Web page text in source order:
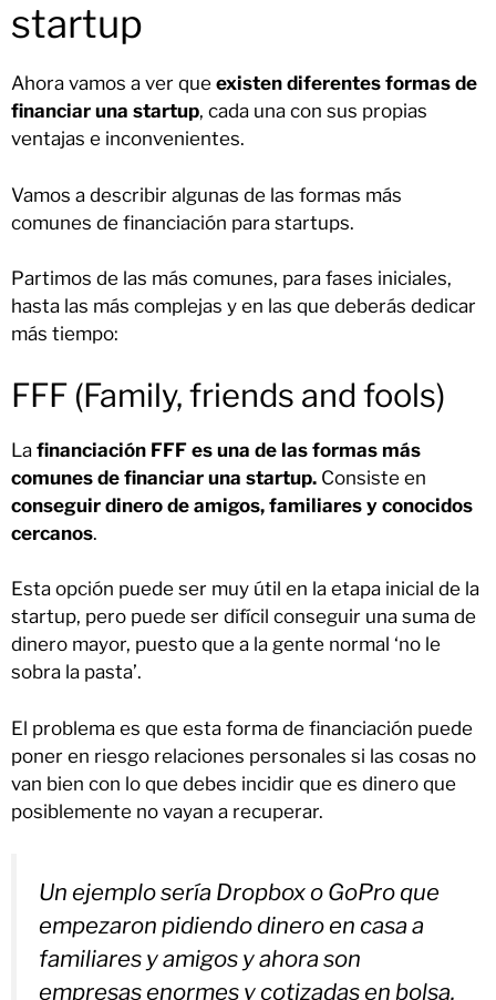
startup
Ahora vamos a ver que existen diferentes formas de
financiar una startup, cada una con sus propias
ventajas e inconvenientes.
Vamos a describir algunas de las formas más
comunes de financiación para startups.
Partimos de las más comunes, para fases iniciales,
hasta las más complejas y en las que deberás dedicar
más tiempo:
FFF (Family, friends and fools)
La financiación FFF es una de las formas más
comunes de financiar una startup. Consiste en
conseguir dinero de amigos, familiares y conocidos
cercanos.
Esta opción puede ser muy útil en la etapa inicial de la
startup, pero puede ser difícil conseguir una suma de
dinero mayor, puesto que a la gente normal ‘no le
sobra la pasta’.
El problema es que esta forma de financiación puede
poner en riesgo relaciones personales si las cosas no
van bien con lo que debes incidir que es dinero que
posiblemente no vayan a recuperar.
Un ejemplo sería Dropbox o GoPro que
empezaron pidiendo dinero en casa a
familiares y amigos y ahora son
empresas enormes y cotizadas en bolsa.